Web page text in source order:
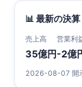
📊 最新の決算
売上高
35億円
営業利
-2億
2026-08-07 開